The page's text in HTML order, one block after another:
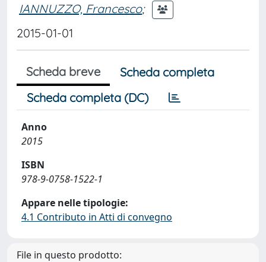
IANNUZZO, Francesco;
2015-01-01
Scheda breve
Scheda completa
Scheda completa (DC)
Anno
2015
ISBN
978-9-0758-1522-1
Appare nelle tipologie:
4.1 Contributo in Atti di convegno
File in questo prodotto: